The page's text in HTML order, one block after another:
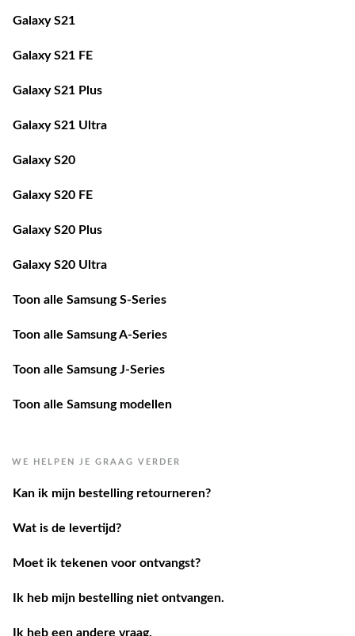
Galaxy S21
Galaxy S21 FE
Galaxy S21 Plus
Galaxy S21 Ultra
Galaxy S20
Galaxy S20 FE
Galaxy S20 Plus
Galaxy S20 Ultra
Toon alle Samsung S-Series
Toon alle Samsung A-Series
Toon alle Samsung J-Series
Toon alle Samsung modellen
WE HELPEN JE GRAAG VERDER
Kan ik mijn bestelling retourneren?
Wat is de levertijd?
Moet ik tekenen voor ontvangst?
Ik heb mijn bestelling niet ontvangen.
Ik heb een andere vraag.